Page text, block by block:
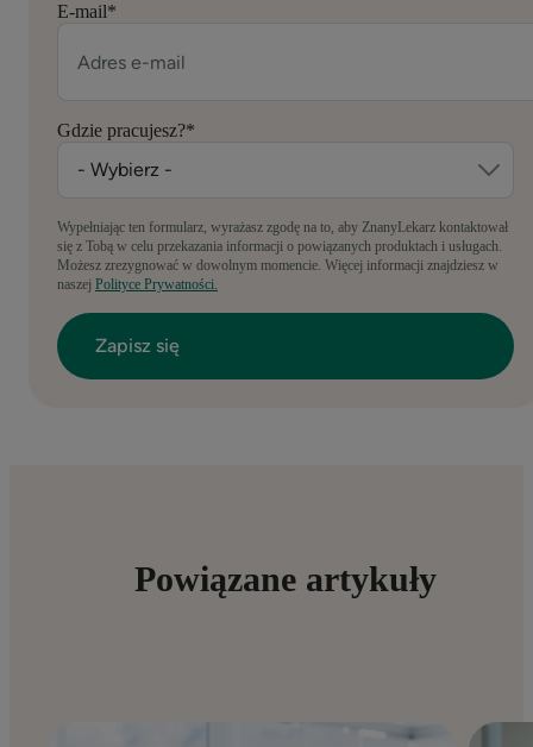
E-mail*
Gdzie pracujesz?*
Wypełniając ten formularz, wyrażasz zgodę na to, aby ZnanyLekarz kontaktował
się z Tobą w celu przekazania informacji o powiązanych produktach i usługach.
Możesz zrezygnować w dowolnym momencie. Więcej informacji znajdziesz w
naszej Polityce Prywatności.
Powiązane artykuły